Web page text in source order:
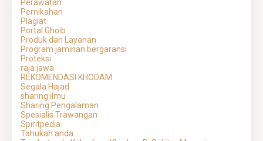
Perawatan
Pernikahan
Plagiat
Portal Ghoib
Produk dan Layanan
Program jaminan bergaransi
Proteksi
raja jawa
REKOMENDASI KHODAM
Segala Hajad
sharing ilmu
Sharing Pengalaman
Spesialis Trawangan
Spiritpedia
Tahukah anda